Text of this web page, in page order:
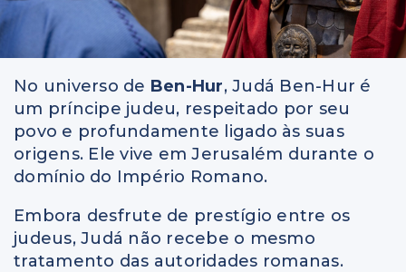
No universo de Ben-Hur, Judá Ben-Hur é
um príncipe judeu, respeitado por seu
povo e profundamente ligado às suas
origens. Ele vive em Jerusalém durante o
domínio do Império Romano.
Embora desfrute de prestígio entre os
judeus, Judá não recebe o mesmo
tratamento das autoridades romanas.